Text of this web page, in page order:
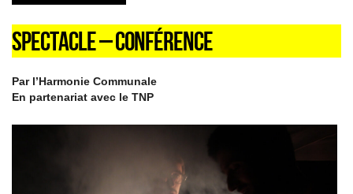
SPECTACLE – CONFÉRENCE
Par l’Harmonie Communale
En partenariat avec le TNP